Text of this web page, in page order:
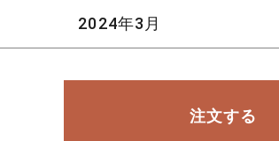
2024年3月
注文する